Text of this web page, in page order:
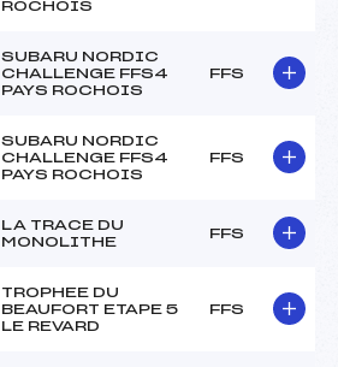
ROCHOIS
SUBARU NORDIC
CHALLENGE FFS4
PAYS ROCHOIS
FFS
SUBARU NORDIC
CHALLENGE FFS4
PAYS ROCHOIS
FFS
LA TRACE DU
MONOLITHE
FFS
TROPHEE DU
BEAUFORT ETAPE 5
LE REVARD
FFS